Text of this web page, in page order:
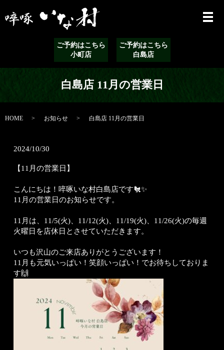
ご予約はこちら
小町店
ご予約はこちら
白島店
白島店 11月の営業日
HOME お知らせ 白島店 11月の営業日
2024/10/30
【11月の営業日】
こんにちは！啐啄いな村白島店です🐔✨
11月の営業日のお知らせです。
11月は、11/5(火)、11/12(火)、11/19(火)、11/26(火)の毎週
火曜日を店休日とさせていただきます。
いつも沢山のご来店ありがとうございます！
11月も元気いっぱい！笑顔いっぱい！でお待ちしておりま
す🙌